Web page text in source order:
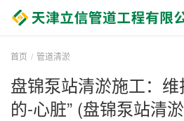
首页 管道清淤
盘锦泵站清淤施工：
的-心脏” (盘锦泵站清